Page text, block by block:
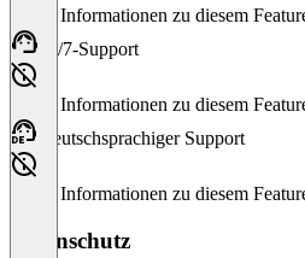
Keine Informationen zu diesem
24/7-Support
Keine Informationen zu diesem
Deutschsprachiger Support
Keine Informationen zu diesem
Datenschutz